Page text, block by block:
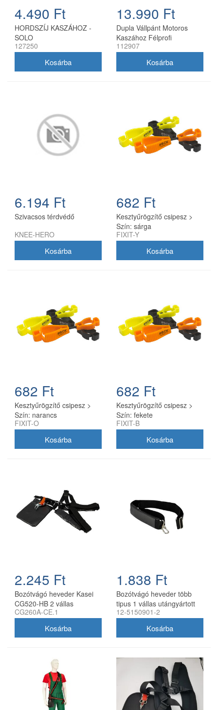
4.490 Ft
HORDSZÍJ KASZÁHOZ -
SOLO
127250
13.990 Ft
Dupla Vállpánt Motoros
Kaszához Félprofi
112907
6.194 Ft
Szivacsos térdvédő
KNEE-HERO
682 Ft
Kesztyűrögzítő csipesz >
Szín: sárga
FIXIT-Y
682 Ft
Kesztyűrögzítő csipesz >
Szín: narancs
FIXIT-O
682 Ft
Kesztyűrögzítő csipesz >
Szín: fekete
FIXIT-B
2.245 Ft
Bozótvágó heveder Kasei
CG520-HB 2 vállas
CG260A-CE.1
1.838 Ft
Bozótvágó heveder több
tipus 1 vállas utángyártott
12-5150901-2